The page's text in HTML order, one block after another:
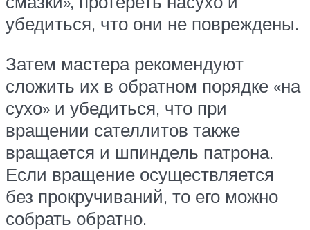
убедиться, что они не повреждены.
Затем мастера рекомендуют
сложить их в обратном порядке «на
сухо» и убедиться, что при
вращении сателлитов также
вращается и шпиндель патрона.
Если вращение осуществляется
без прокручиваний, то его можно
собрать обратно.